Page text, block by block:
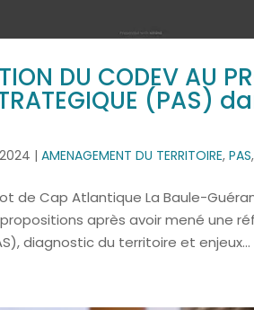
DU CODEV AU
(PAS)
|AMENAGEMENT DU TERRITOIRE,PAS
de Cap Atlantique La Baule-
après avoir mené une
diagnostic du territoire et enjeux...